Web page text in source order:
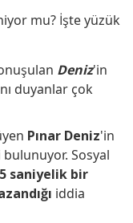
Deniz'in
duyanlar çok
Pınar Deniz'in
Sosyal
saniyelik bir
iddia